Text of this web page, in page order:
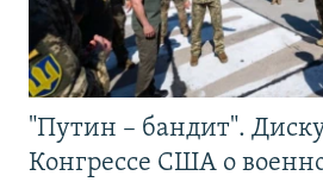
"Путин – бандит".
Конгрессе США о